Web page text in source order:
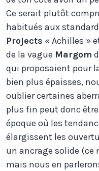
Ce serait plutôt
habitués aux
Projects « Achilles »
de la vague Margom
qui proposaient pour
bien plus épaisses,
oublier certaines
plus fin peut donc
époque où les
élargissent les
un ancrage solide (ce
mais nous en